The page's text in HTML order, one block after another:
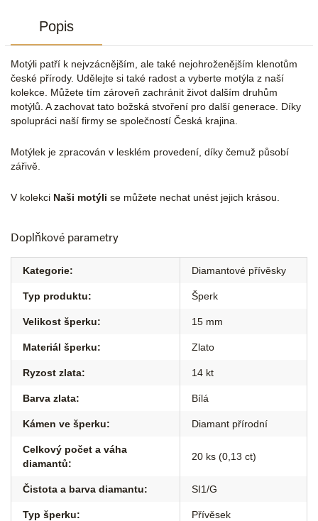
Popis
Motýli patří k nejvzácnějším, ale také nejohroženějším klenotům
české přírody. Udělejte si také radost a vyberte motýla z naší
kolekce. Můžete tím zároveň zachránit život dalším druhům
motýlů. A zachovat tato božská stvoření pro další generace. Díky
spolupráci naší firmy se společností Česká krajina.
Motýlek je zpracován v lesklém provedení, díky čemuž působí
zářivě.
V kolekci Naši motýli se můžete nechat unést jejich krásou.
Doplňkové parametry
Kategorie: Diamantové přívěsky
Typ produktu: Šperk
Velikost šperku: 15 mm
Materiál šperku: Zlato
Ryzost zlata: 14 kt
Barva zlata: Bílá
Kámen ve šperku: Diamant přírodní
Celkový počet a váha
diamantů:
20 ks (0,13 ct)
Čistota a barva diamantu: SI1/G
Typ šperku: Přívěsek